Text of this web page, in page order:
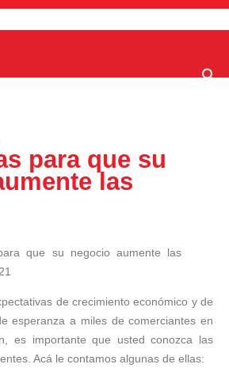
para que su
las
de crecimiento económico y de
esperanza a miles de comerciantes en
es importante que usted conozca las
Acá le contamos algunas de ellas: